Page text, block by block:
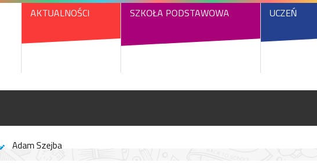
AKTUALNOŚCI SZKOŁA PODSTAWOWA UCZEŃ
Adam Szejba